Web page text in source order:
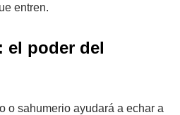
entren.
el poder del
o sahumerio ayudará a echar a